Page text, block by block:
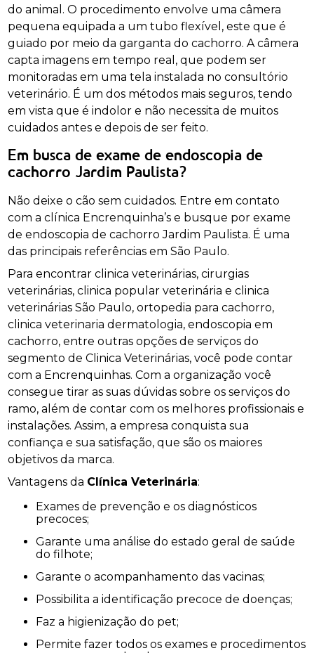
do animal. O procedimento envolve uma câmera
pequena equipada a um tubo flexível, este que é
guiado por meio da garganta do cachorro. A câmera
capta imagens em tempo real, que podem ser
monitoradas em uma tela instalada no consultório
veterinário. É um dos métodos mais seguros, tendo
em vista que é indolor e não necessita de muitos
cuidados antes e depois de ser feito.
Em busca de exame de endoscopia de
cachorro Jardim Paulista?
Não deixe o cão sem cuidados. Entre em contato
com a clínica Encrenquinha’s e busque por exame
de endoscopia de cachorro Jardim Paulista. É uma
das principais referências em São Paulo.
Para encontrar clinica veterinárias, cirurgias
veterinárias, clinica popular veterinária e clinica
veterinárias São Paulo, ortopedia para cachorro,
clinica veterinaria dermatologia, endoscopia em
cachorro, entre outras opções de serviços do
segmento de Clinica Veterinárias, você pode contar
com a Encrenquinhas. Com a organização você
consegue tirar as suas dúvidas sobre os serviços do
ramo, além de contar com os melhores profissionais e
instalações. Assim, a empresa conquista sua
confiança e sua satisfação, que são os maiores
objetivos da marca.
Vantagens da Clínica Veterinária:
Exames de prevenção e os diagnósticos
precoces;
Garante uma análise do estado geral de saúde
do filhote;
Garante o acompanhamento das vacinas;
Possibilita a identificação precoce de doenças;
Faz a higienização do pet;
Permite fazer todos os exames e procedimentos